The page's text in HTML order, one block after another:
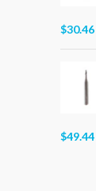
$30.46
$49.44